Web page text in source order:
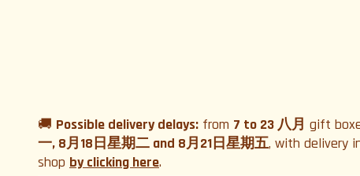
🚚 Possible delivery delays: from 7 to 23 八月 gift
一, 8月18日星期二 and 8月21日星期五, with delivery
shop by clicking here.